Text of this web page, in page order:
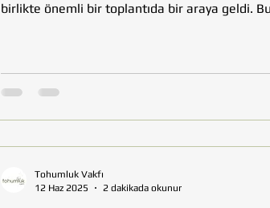
birlikte önemli bir toplantıda bir araya geldi.
Daire Başkanı Ayhan Sarsıcı ile gerçekleştirildi. Görüşmede, yerel
Tohumluk Vakfı
12 Haz 2025
2 dakikada okunur